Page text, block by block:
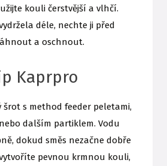
kouli čerstvější a vlhčí.
déle, nechte ji před
a oschnout.
Kaprpro
šrot s method feeder peletami,
dalším partiklem. Vodu
dokud směs nezačne dobře
pevnou krmnou kouli,